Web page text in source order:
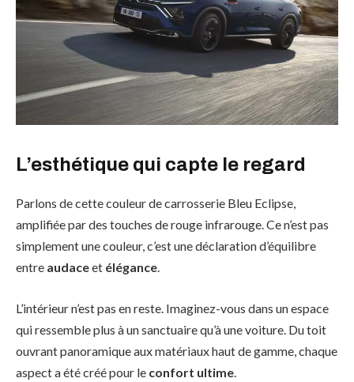
L’esthétique qui capte le regard
Parlons de cette couleur de carrosserie Bleu Eclipse,
amplifiée par des touches de rouge infrarouge. Ce n’est pas
simplement une couleur, c’est une déclaration d’équilibre
entre audaceet élégance.
L’intérieur n’est pas en reste. Imaginez-vous dans un espace
qui ressemble plus à un sanctuaire qu’à une voiture. Du toit
ouvrant panoramique aux matériaux haut de gamme, chaque
aspect a été créé pour le confort ultime.